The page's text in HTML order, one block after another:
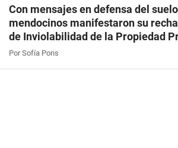
Con mensajes en defensa del
mendocinos manifestaron su
de Inviolabilidad de la Propiedad
Por Sofía Pons